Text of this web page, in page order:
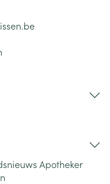
Apotheker